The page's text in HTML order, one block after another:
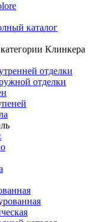
каталог
Клинкера
отделки
отделки